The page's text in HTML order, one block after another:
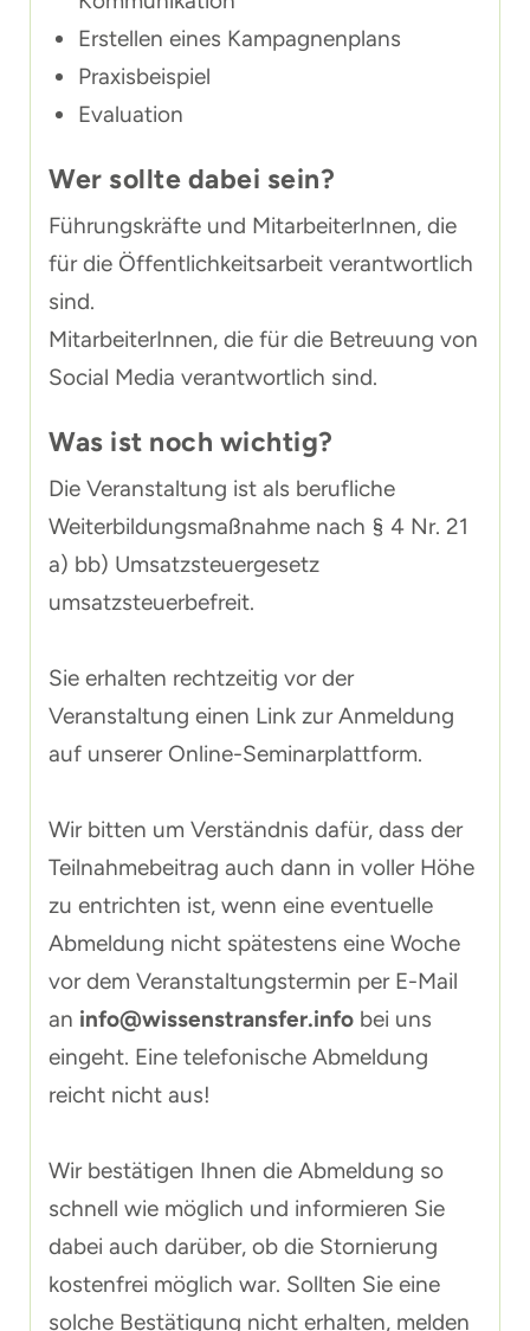
Erstellen eines Kampagnenplans
Praxisbeispiel
Evaluation
Wer sollte dabei sein?
Führungskräfte und MitarbeiterInnen, die
für die Öffentlichkeitsarbeit verantwortlich
sind.
MitarbeiterInnen, die für die Betreuung von
Social Media verantwortlich sind.
Was ist noch wichtig?
Die Veranstaltung ist als berufliche
Weiterbildungsmaßnahme nach § 4 Nr. 21
a) bb) Umsatzsteuergesetz
umsatzsteuerbefreit.
Sie erhalten rechtzeitig vor der
Veranstaltung einen Link zur Anmeldung
auf unserer Online-Seminarplattform.
Wir bitten um Verständnis dafür, dass der
Teilnahmebeitrag auch dann in voller Höhe
zu entrichten ist, wenn eine eventuelle
Abmeldung nicht spätestens eine Woche
vor dem Veranstaltungstermin per E-Mail
an info@wissenstransfer.info bei uns
eingeht. Eine telefonische Abmeldung
reicht nicht aus!
Wir bestätigen Ihnen die Abmeldung so
schnell wie möglich und informieren Sie
dabei auch darüber, ob die Stornierung
kostenfrei möglich war. Sollten Sie eine
solche Bestätigung nicht erhalten, melden